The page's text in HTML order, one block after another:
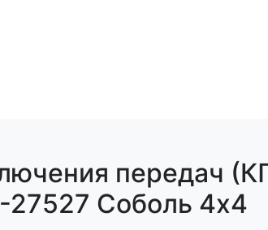
передач
27527 Соболь 4х4